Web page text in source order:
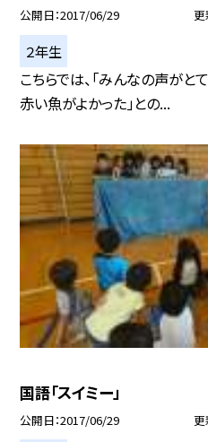
公開日 2017/06/29 更
２年生
こちらでは、「みんなの声がと
赤い魚がよかった」との...
国語「スイミー」
公開日 2017/06/29 更